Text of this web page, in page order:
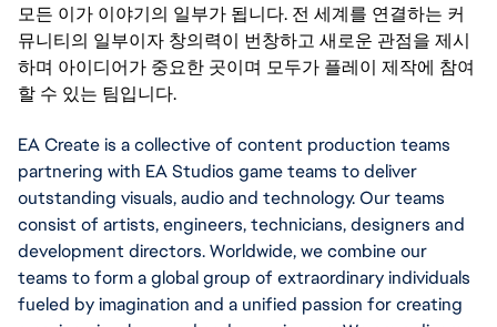
모든 이가 이야기의 일부가 됩니다. 전 세계를 연결하는 커
뮤니티의 일부이자 창의력이 번창하고 새로운 관점을 제시
하며 아이디어가 중요한 곳이며 모두가 플레이 제작에 참여
할 수 있는 팀입니다.
EA Create is a collective of content production teams
partnering with EA Studios game teams to deliver
outstanding visuals, audio and technology. Our teams
consist of artists, engineers, technicians, designers and
development directors. Worldwide, we combine our
teams to form a global group of extraordinary individuals
fueled by imagination and a unified passion for creating